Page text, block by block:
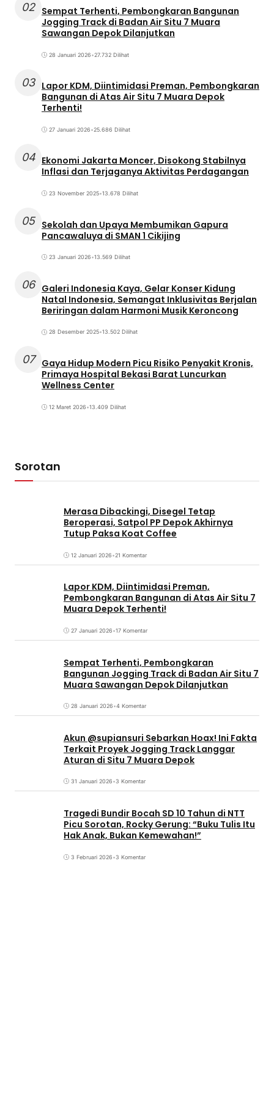
02 Sempat Terhenti, Pembongkaran Bangunan
Jogging Track di Badan Air Situ 7 Muara
Sawangan Depok Dilanjutkan
28 Januari 2026•27.732 Dilihat
03 Lapor KDM, Diintimidasi Preman, Pembongkaran
Bangunan di Atas Air Situ 7 Muara Depok
Terhenti!
27 Januari 2026•25.686 Dilihat
04 Ekonomi Jakarta Moncer, Disokong Stabilnya
Inflasi dan Terjaganya Aktivitas Perdagangan
23 November 2025•13.678 Dilihat
05 Sekolah dan Upaya Membumikan Gapura
Pancawaluya di SMAN 1 Cikijing
23 Januari 2026•13.569 Dilihat
06 Galeri Indonesia Kaya, Gelar Konser Kidung
Natal Indonesia, Semangat Inklusivitas Berjalan
Beriringan dalam Harmoni Musik Keroncong
28 Desember 2025•13.502 Dilihat
07
Gaya Hidup Modern Picu Risiko Penyakit Kronis,
Primaya Hospital Bekasi Barat Luncurkan
Wellness Center
12 Maret 2026•13.409 Dilihat
Sorotan
Merasa Dibackingi, Disegel Tetap
Beroperasi, Satpol PP Depok Akhirnya
Tutup Paksa Koat Coffee
12 Januari 2026•21 Komentar
Lapor KDM, Diintimidasi Preman,
Pembongkaran Bangunan di Atas Air Situ 7
Muara Depok Terhenti!
27 Januari 2026•17 Komentar
Sempat Terhenti, Pembongkaran
Bangunan Jogging Track di Badan Air Situ 7
Muara Sawangan Depok Dilanjutkan
28 Januari 2026•4 Komentar
Akun @supiansuri Sebarkan Hoax! Ini Fakta
Terkait Proyek Jogging Track Langgar
Aturan di Situ 7 Muara Depok
31 Januari 2026•3 Komentar
Tragedi Bundir Bocah SD 10 Tahun di NTT
Picu Sorotan, Rocky Gerung: “Buku Tulis Itu
Hak Anak, Bukan Kemewahan!”
3 Februari 2026•3 Komentar